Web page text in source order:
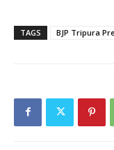
TAGS BJP Tripura